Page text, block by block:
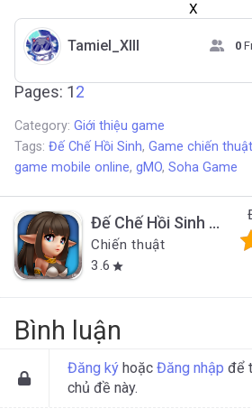
X
Tamiel_XIII 0
Pages: 12
Category: Giới thiệu game
Tags: Đế Chế Hồi Sinh, Game chiến thuật
game mobile online, gMO, Soha Game
Đế Chế Hồi Sinh
*Đã
Chiến thuật
3.6 star
Bình luận
Đăng ký hoặc Đăng nhập để
chủ đề này.